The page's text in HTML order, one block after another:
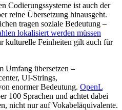
Codierungssysteme ist auch der
reine Übersetzung hinausgeht.
tragen soziale Bedeutung –
lokalisiert werden müssen
kulturelle Feinheiten gilt auch für
Umfang übersetzen –
UI-Strings,
enormer Bedeutung. OpenL
100 Sprachen und achtet dabei
nicht nur auf Vokabeläquivalente.